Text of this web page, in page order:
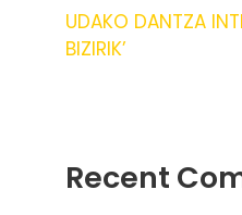
UDAKO DANTZA
BIZIRIK’
Recent